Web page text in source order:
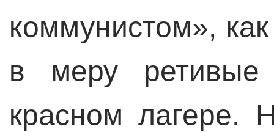
коммунистом»,
в меру ретивые
красном лагере.